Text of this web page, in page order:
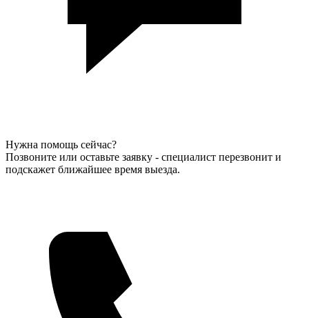
Нужна помощь сейчас?
Позвоните или оставьте заявку - специалист перезвонит и
подскажет ближайшее время выезда.